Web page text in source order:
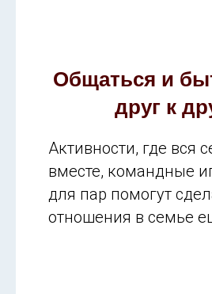
Общаться и
друг к
Активности, где вся
вместе, командные
для пар помогут
отношения в семье